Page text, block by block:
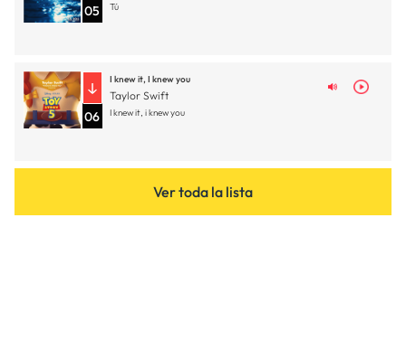
05 Tú
06
I knew it, I knew you
Taylor Swift
I knew it, i knew you
Ver toda la lista